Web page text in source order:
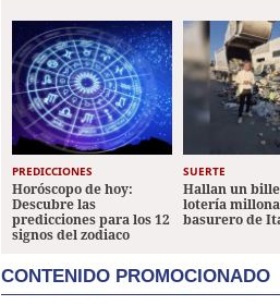
PREDICCIONES
Horóscopo de hoy:
Descubre las
predicciones para los 12
signos del zodiaco
SUERTE
Hallan un
lotería
basurero de
CONTENIDO PROMOCIONADO